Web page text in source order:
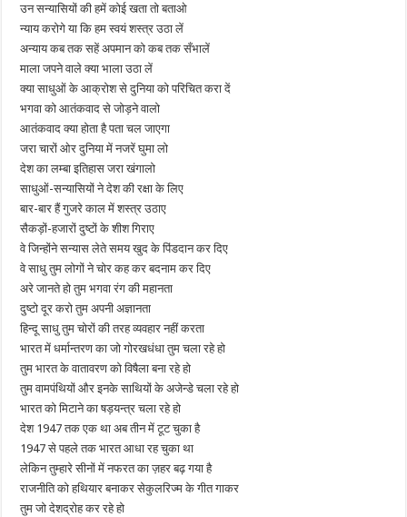
उन सन्यासियों की हमें कोई खता तो बताओ
न्याय करोगे या कि हम स्वयं शस्त्र उठा लें
अन्याय कब तक सहें अपमान को कब तक सँभालें
माला जपने वाले क्या भाला उठा लें
क्या साधुओं के आक्रोश से दुनिया को परिचित करा दें
भगवा को आतंकवाद से जोड़ने वालो
आतंकवाद क्या होता है पता चल जाएगा
जरा चारों ओर दुनिया में नजरें घुमा लो
देश का लम्बा इतिहास जरा खंगालो
साधुओं-सन्यासियों ने देश की रक्षा के लिए
बार-बार हैं गुजरे काल में शस्त्र उठाए
सैकड़ों-हजारों दुष्टों के शीश गिराए
वे जिन्होंने सन्यास लेते समय खुद के पिंडदान कर दिए
वे साधु तुम लोगों ने चोर कह कर बदनाम कर दिए
अरे जानते हो तुम भगवा रंग की महानता
दुष्टो दूर करो तुम अपनी अज्ञानता
हिन्दू साधु तुम चोरों की तरह व्यवहार नहीं करता
भारत में धर्मान्तरण का जो गोरखधंधा तुम चला रहे हो
तुम भारत के वातावरण को विषैला बना रहे हो
तुम वामपंथियों और इनके साथियों के अजेन्डे चला रहे हो
भारत को मिटाने का षड़यन्त्र चला रहे हो
देश 1947 तक एक था अब तीन में टूट चुका है
1947 से पहले तक भारत आधा रह चुका था
लेकिन तुम्हारे सीनों में नफरत का ज़हर बढ़ गया है
राजनीति को हथियार बनाकर सेकुलरिज्म के गीत गाकर
तुम जो देशद्रोह कर रहे हो